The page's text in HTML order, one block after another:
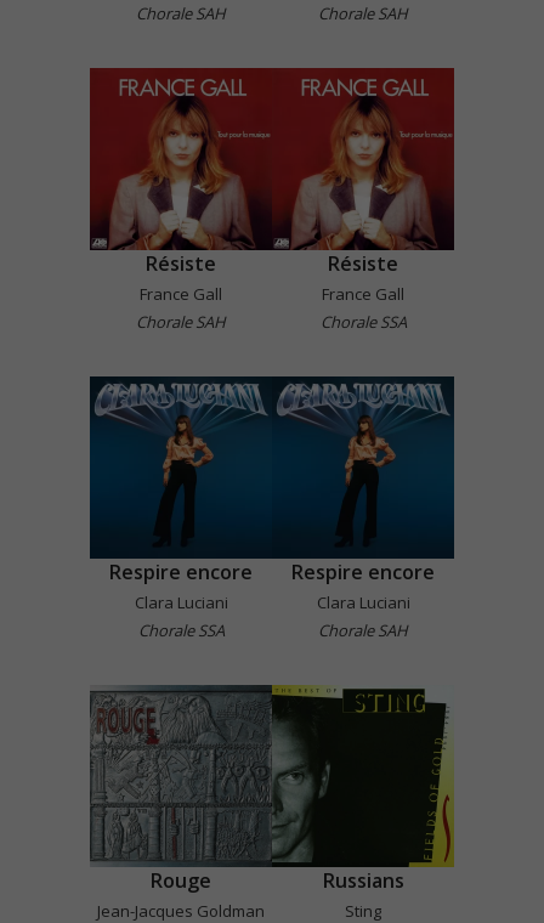
Chorale SAH
Chorale SAH
Résiste
France Gall
Chorale SAH
Résiste
France Gall
Chorale SSA
Respire encore
Clara Luciani
Chorale SSA
Respire encore
Clara Luciani
Chorale SAH
Rouge
Jean-Jacques Goldman
Russians
Sting